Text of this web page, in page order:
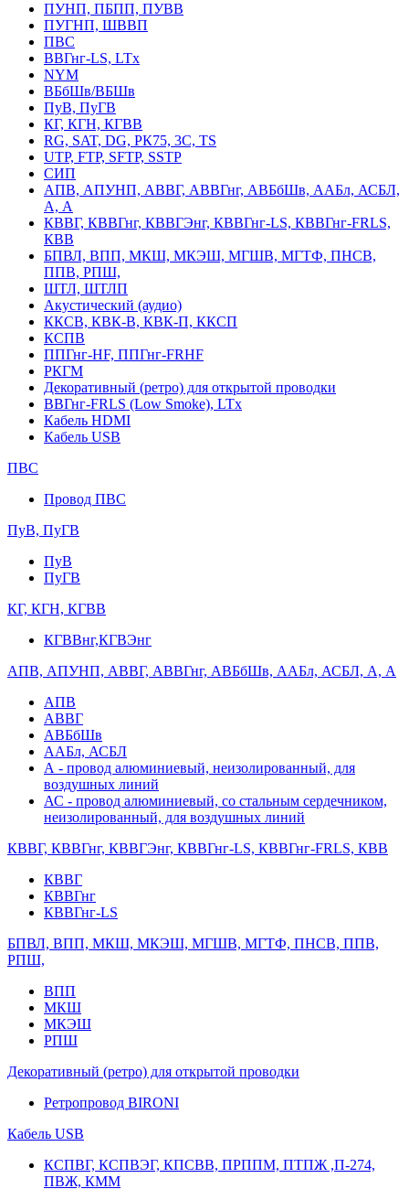
ПУНП, ПБПП, ПУВВ
ПУГНП, ШВВП
ПВС
ВВГнг-LS, LTx
NYM
ВБбШв/ВБШв
ПуВ, ПуГВ
КГ, КГН, КГВВ
RG, SAT, DG, РК75, 3С, TS
UTP, FTP, SFTP, SSTP
СИП
АПВ, АПУНП, АВВГ, АВВГнг, АВБбШв, ААБл, АСБЛ,
А, А
КВВГ, КВВГнг, КВВГЭнг, КВВГнг-LS, КВВГнг-FRLS,
КВВ
БПВЛ, ВПП, МКШ, МКЭШ, МГШВ, МГТФ, ПНСВ,
ППВ, РПШ,
ШТЛ, ШТЛП
Акустический (аудио)
ККСВ, КВК-В, КВК-П, ККСП
КСПВ
ППГнг-HF, ППГнг-FRHF
РКГМ
Декоративный (ретро) для открытой проводки
ВВГнг-FRLS (Low Smoke), LTx
Кабель HDMI
Кабель USB
ПВС
Провод ПВС
ПуВ, ПуГВ
ПуВ
ПуГВ
КГ, КГН, КГВВ
КГВВнг,КГВЭнг
АПВ, АПУНП, АВВГ, АВВГнг, АВБбШв, ААБл, АСБЛ, А, А
АПВ
АВВГ
АВБбШв
ААБл, АСБЛ
А - провод алюминиевый, неизолированный, для
воздушных линий
АС - провод алюминиевый, со стальным сердечником,
неизолированный, для воздушных линий
КВВГ, КВВГнг, КВВГЭнг, КВВГнг-LS, КВВГнг-FRLS, КВВ
КВВГ
КВВГнг
КВВГнг-LS
БПВЛ, ВПП, МКШ, МКЭШ, МГШВ, МГТФ, ПНСВ, ППВ,
РПШ,
ВПП
МКШ
МКЭШ
РПШ
Декоративный (ретро) для открытой проводки
Ретропровод BIRONI
Кабель USB
КСПВГ, КСПВЭГ, КПСВВ, ПРППМ, ПТПЖ ,П-274,
ПВЖ, КММ